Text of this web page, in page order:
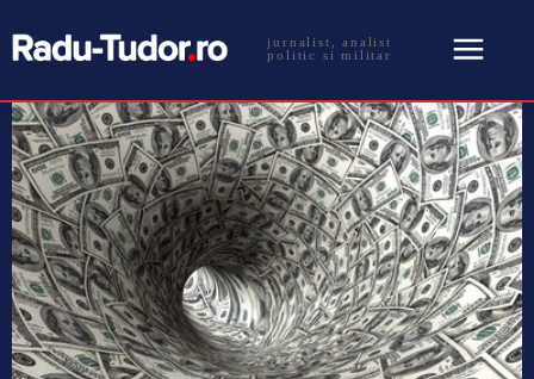
jurnalist, analist
politic si militar